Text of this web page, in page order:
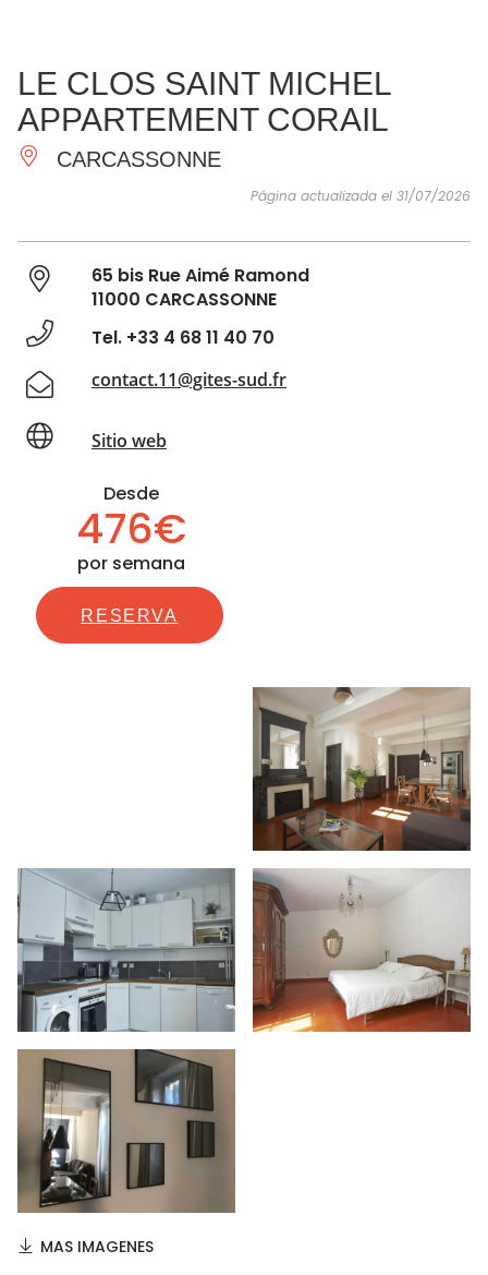
IMPRESCINDIBLES
HACER
INSPIRACIONES
LE CLOS SAINT MICHEL
APPARTEMENT CORAIL
CARCASSONNE
Página actualizada el 31/07/2026
65 bis Rue Aimé Ramond
11000 CARCASSONNE
Tel. +33 4 68 11 40 70
contact.11@gites-sud.fr
Sitio web
Desde
476€
por semana
RESERVA
MAS IMAGENES